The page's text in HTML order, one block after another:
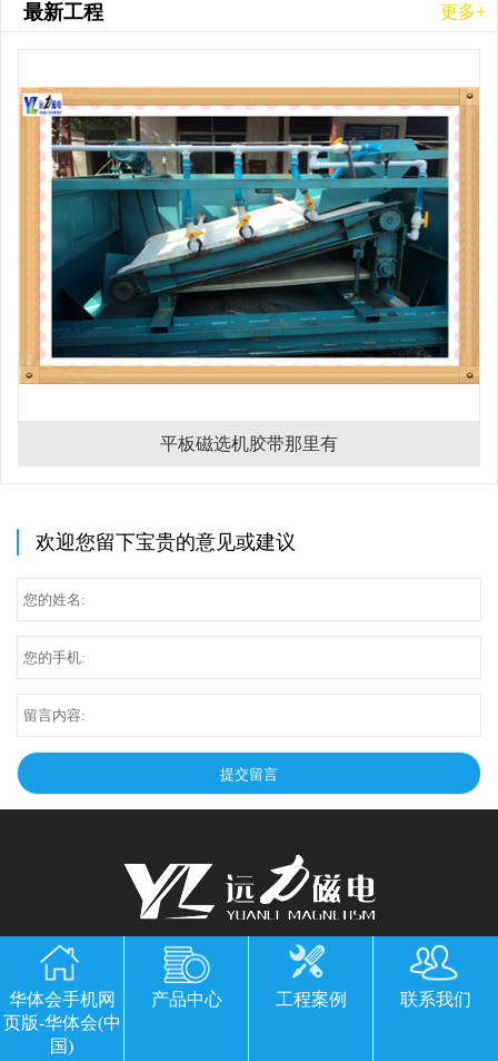
最新工程 更多+
平板磁选机胶带那里有
欢迎您留下宝贵的意见或建议
华体会手机网页版-华体会(中国)
公司地址：山东临朐县经济开发区北环路
电话：13869611251 郭经理 微信同号
华体会手机网
页版-华体会(中
国)
产品中心 工程案例 联系我们